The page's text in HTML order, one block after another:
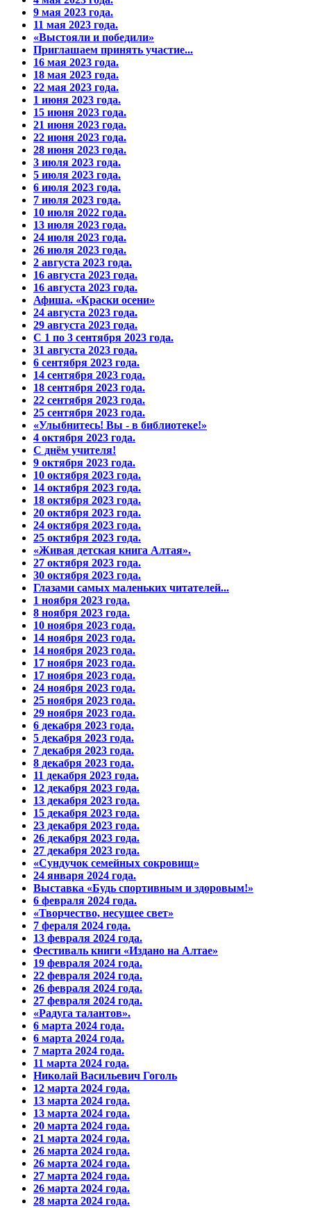
9 мая 2023 года.
11 мая 2023 года.
«Выстояли и победили»
Приглашаем принять участие...
16 мая 2023 года.
18 мая 2023 года.
22 мая 2023 года.
1 июня 2023 года.
15 июня 2023 года.
21 июня 2023 года.
22 июня 2023 года.
28 июня 2023 года.
3 июля 2023 года.
5 июля 2023 года.
6 июля 2023 года.
7 июля 2023 года.
10 июля 2022 года.
13 июля 2023 года.
24 июля 2023 года.
26 июля 2023 года.
2 августа 2023 года.
16 августа 2023 года.
16 августа 2023 года.
Афиша. «Краски осени»
24 августа 2023 года.
29 августа 2023 года.
С 1 по 3 сентября 2023 года.
31 августа 2023 года.
6 сентября 2023 года.
14 сентября 2023 года.
18 сентября 2023 года.
22 сентября 2023 года.
25 сентября 2023 года.
«Улыбнитесь! Вы - в библиотеке!»
4 октября 2023 года.
С днём учителя!
9 октября 2023 года.
10 октября 2023 года.
14 октября 2023 года.
18 октября 2023 года.
20 октября 2023 года.
24 октября 2023 года.
25 октября 2023 года.
«Живая детская книга Алтая».
27 октября 2023 года.
30 октября 2023 года.
Глазами самых маленьких читателей...
1 ноября 2023 года.
8 ноября 2023 года.
10 ноября 2023 года.
14 ноября 2023 года.
14 ноября 2023 года.
17 ноября 2023 года.
17 ноября 2023 года.
24 ноября 2023 года.
25 ноября 2023 года.
29 ноября 2023 года.
6 декабря 2023 года.
5 декабря 2023 года.
7 декабря 2023 года.
8 декабря 2023 года.
11 декабря 2023 года.
12 декабря 2023 года.
13 декабря 2023 года.
15 декабря 2023 года.
23 декабря 2023 года.
26 декабря 2023 года.
27 декабря 2023 года.
«Сундучок семейных сокровищ»
24 января 2024 года.
Выставка «Будь спортивным и здоровым!»
6 февраля 2024 года.
«Творчество, несущее свет»
7 фераля 2024 года.
13 февраля 2024 года.
Фестиваль книги «Издано на Алтае»
19 февраля 2024 года.
22 февраля 2024 года.
26 февраля 2024 года.
27 февраля 2024 года.
«Радуга талантов».
6 марта 2024 года.
6 марта 2024 года.
7 марта 2024 года.
11 марта 2024 года.
Николай Васильевич Гоголь
12 марта 2024 года.
13 марта 2024 года.
13 марта 2024 года.
20 марта 2024 года.
21 марта 2024 года.
26 марта 2024 года.
26 марта 2024 года.
27 марта 2024 года.
26 марта 2024 года.
28 марта 2024 года.